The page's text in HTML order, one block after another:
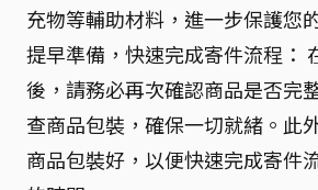
充物等輔助材料，進一步保護您
提早準備，快速完成寄件流程：
後，請務必再次確認商品是否完
查商品包裝，確保一切就緒。此
商品包裝好，以便快速完成寄件